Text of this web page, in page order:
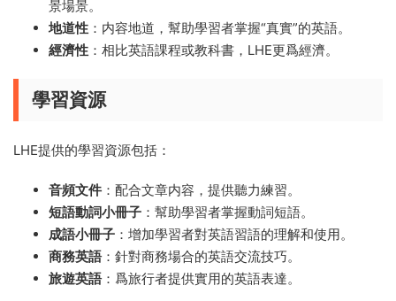
景場景。
地道性 ：内容地道，幫助學習者掌握“真實”的英語。
經濟性 ：相比英語課程或教科書，LHE更爲經濟。
學習資源
LHE提供的學習資源包括：
音頻文件 ：配合文章内容，提供聽力練習。
短語動詞小冊子 ：幫助學習者掌握動詞短語。
成語小冊子 ：增加學習者對英語習語的理解和使用。
商務英語：針對商務場合的英語交流技巧。
旅遊英語：爲旅行者提供實用的英語表達。